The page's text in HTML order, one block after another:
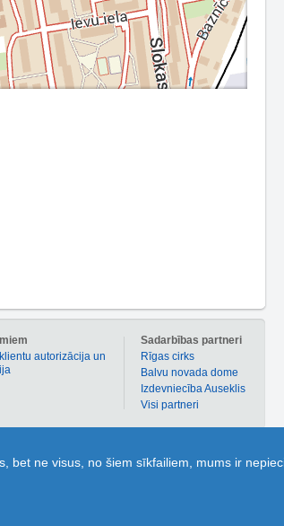
bet ne visus, no šiem sīkfailiem, mums ir
Sadarbības partneri
Rīgas cirks
Balvu novada dome
Izdevniecība Auseklis
Visi partneri
autorizācija un
atlaižu kuponi dažādām precēm un pakalpojumiem!
dod iespēju katram 1189.lv lietotājam uzdot
un parocīgai dažādu objektu, t.sk. sabiedriskā
jomā!